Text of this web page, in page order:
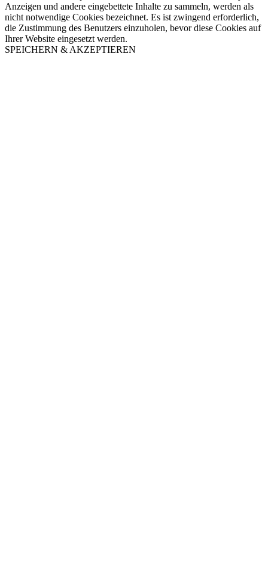
Anzeigen und andere eingebettete Inhalte zu sammeln, werden als
nicht notwendige Cookies bezeichnet. Es ist zwingend erforderlich,
die Zustimmung des Benutzers einzuholen, bevor diese Cookies auf
Ihrer Website eingesetzt werden.
SPEICHERN & AKZEPTIEREN